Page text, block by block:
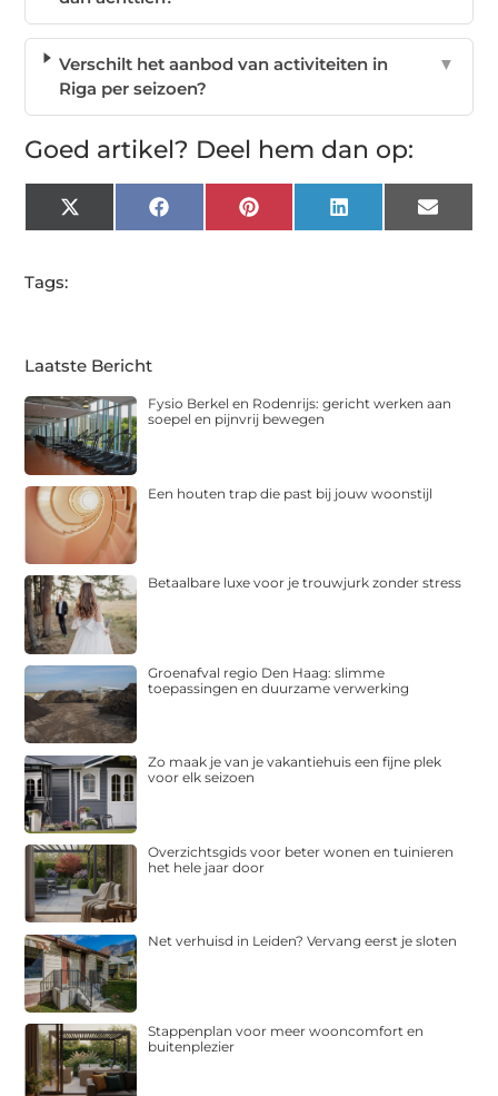
Verschilt het aanbod van activiteiten in
Riga per seizoen?
▼
Goed artikel? Deel hem dan op:
X
(Twitter)
FacebookPinterest LinkedIn Email
Tags:
Laatste Bericht
Fysio Berkel en Rodenrijs: gericht werken aan
soepel en pijnvrij bewegen
Een houten trap die past bij jouw woonstijl
Betaalbare luxe voor je trouwjurk zonder stress
Groenafval regio Den Haag: slimme
toepassingen en duurzame verwerking
Zo maak je van je vakantiehuis een fijne plek
voor elk seizoen
Overzichtsgids voor beter wonen en tuinieren
het hele jaar door
Net verhuisd in Leiden? Vervang eerst je sloten
Stappenplan voor meer wooncomfort en
buitenplezier